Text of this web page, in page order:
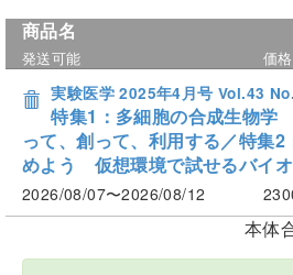
商品名
発送可能 価格
実験医学 2025年4月号 Vol.43
特集1：多細胞の合成生物
って、創って、利用する／特集
めよう 仮想環境で試せるバイ
2026/08/07〜2026/08/12
本体